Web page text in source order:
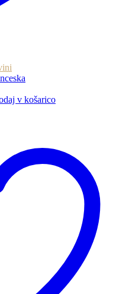
v košarico